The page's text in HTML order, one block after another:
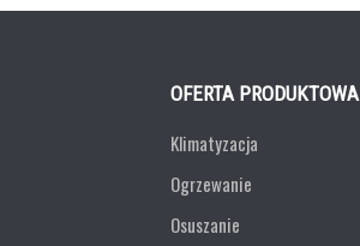
OFERTA PRODUKTOWA
Klimatyzacja
Ogrzewanie
Osuszanie